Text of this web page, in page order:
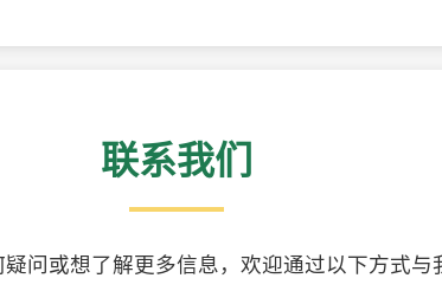
联系我们
问或想了解更多信息，欢迎通过以下方式与